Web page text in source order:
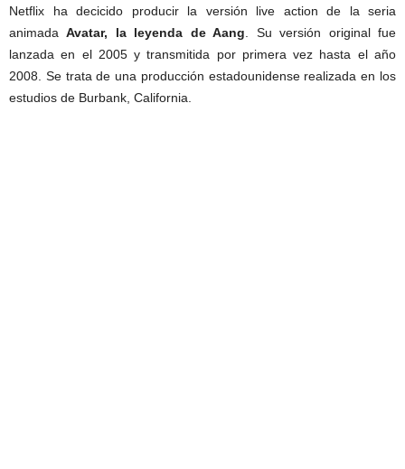
Netflix ha decicido producir la versión live action de la seria
animadaAvatar, la leyenda de Aang . Su versión original fue
lanzada en el 2005 y transmitida por primera vez hasta el año
2008. Se trata de una producción estadounidense realizada en los
estudios de Burbank, California.